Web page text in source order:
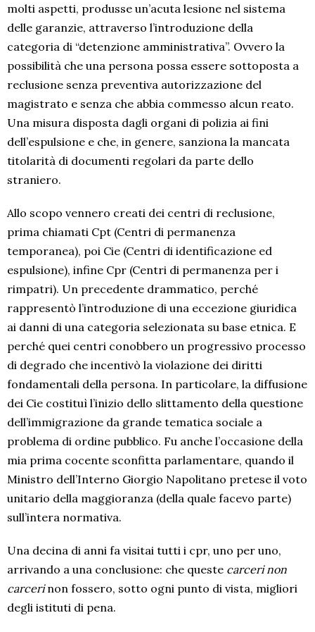
molti aspetti, produsse un’acuta lesione nel sistema
delle garanzie, attraverso l’introduzione della
categoria di “detenzione amministrativa”. Ovvero la
possibilità che una persona possa essere sottoposta a
reclusione senza preventiva autorizzazione del
magistrato e senza che abbia commesso alcun reato.
Una misura disposta dagli organi di polizia ai fini
dell’espulsione e che, in genere, sanziona la mancata
titolarità di documenti regolari da parte dello
straniero.
Allo scopo vennero creati dei centri di reclusione,
prima chiamati Cpt (Centri di permanenza
temporanea), poi Cie (Centri di identificazione ed
espulsione), infine Cpr (Centri di permanenza per i
rimpatri). Un precedente drammatico, perché
rappresentò l’introduzione di una eccezione giuridica
ai danni di una categoria selezionata su base etnica. E
perché quei centri conobbero un progressivo processo
di degrado che incentivò la violazione dei diritti
fondamentali della persona. In particolare, la diffusione
dei Cie costituì l’inizio dello slittamento della questione
dell’immigrazione da grande tematica sociale a
problema di ordine pubblico. Fu anche l’occasione della
mia prima cocente sconfitta parlamentare, quando il
Ministro dell’Interno Giorgio Napolitano pretese il voto
unitario della maggioranza (della quale facevo parte)
sull’intera normativa.
Una decina di anni fa visitai tutti i cpr, uno per uno,
arrivando a una conclusione: che queste carceri non
carcerinon fossero, sotto ogni punto di vista, migliori
degli istituti di pena.